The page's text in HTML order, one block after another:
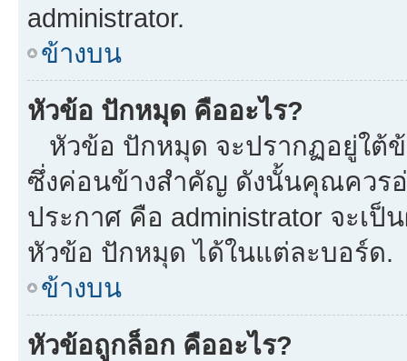
administrator.
ข้างบน
หัวข้อ ปักหมุด คืออะไร?
หัวข้อ ปักหมุด จะปรากฏอยู่ใต้
ซึ่งค่อนข้างสำคัญ ดังนั้นคุณควรอ่
ประกาศ คือ administrator จะเ
หัวข้อ ปักหมุด ได้ในแต่ละบอร์ด.
ข้างบน
หัวข้อถูกล็อก คืออะไร?